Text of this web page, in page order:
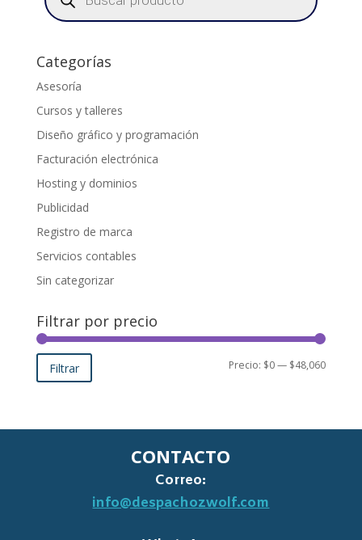
productos
Categorías
Asesoría
Cursos y talleres
Diseño gráfico y programación
Facturación electrónica
Hosting y dominios
Publicidad
Registro de marca
Servicios contables
Sin categorizar
Filtrar por precio
Precio
Precio
Filtrar Precio: $0— $48,060
CONTACTO
Correo:
info@despachozwolf.com